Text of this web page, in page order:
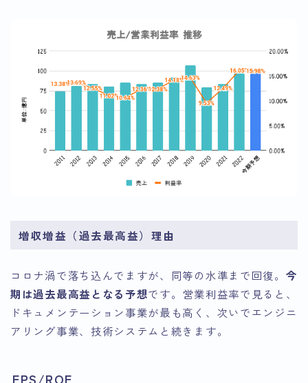
増収増益（過去最高益）理由
コロナ渦で落ち込んでますが、同等の水準まで回復。 今
期は過去最高益となる予想です。営業利益率で見ると、
ドキュメンテーション事業が最も高く、次いでエンジニ
アリング事業、技術システムと続きます。
EPS/ROE